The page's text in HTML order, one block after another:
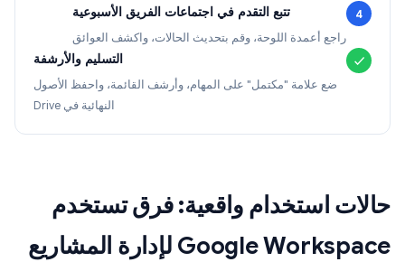
4 تتبع التقدم في اجتماعات الفريق الأسبوعية
راجع أعمدة اللوحة، وقم بتحديث الحالات، واكشف العوائق
✓ التسليم والأرشفة
ضع علامة "مكتمل" على المهام، وأرشف القائمة، واحفظ الأصول
النهائية في Drive
حالات استخدام واقعية: فرق تستخدم
Google Workspace لإدارة المشاريع